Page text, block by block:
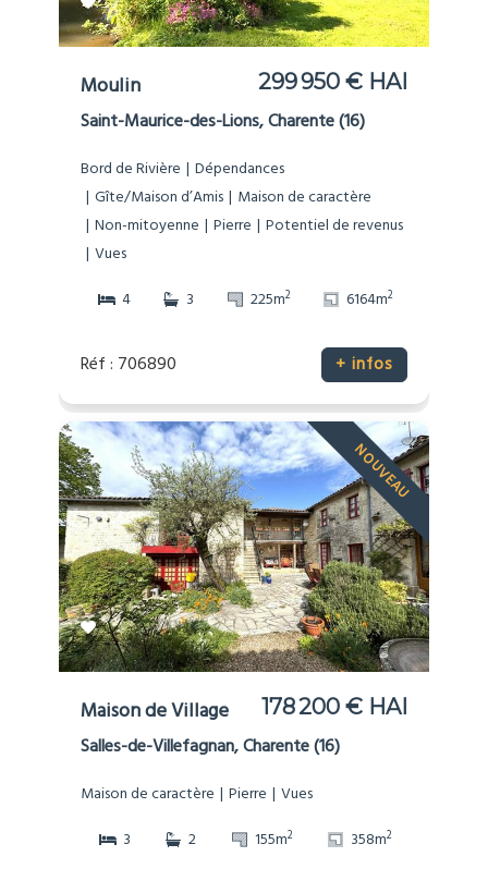
Moulin 299 950 € HAI
Saint-Maurice-des-Lions, Charente (16)
Bord de Rivière
Dépendances
Gîte/Maison d’Amis
Maison de caractère
Non-mitoyenne
Pierre
Potentiel de revenus
Vues
4
3 225m2 6164m2
Réf : 706890 + infos
NOUVEAU
Maison de Village 178 200 € HAI
Salles-de-Villefagnan, Charente (16)
Maison de caractère Pierre
Vues
3
2 155m2 358m2